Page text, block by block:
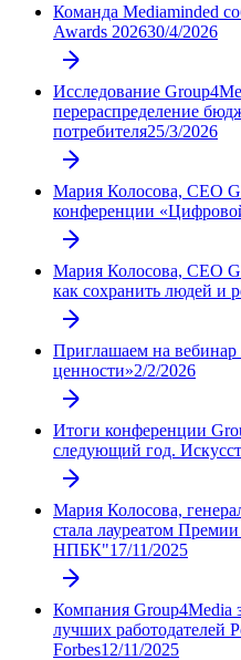
Команда Mediaminded
Awards 202630/4/2026
Исследование
перераспределение
потребителя25/3/2026
Мария Колосова, СЕО
конференции
Мария Колосова, CEO
как сохранить людей и
Приглашаем на
ценности»2/2/2026
Итоги конференции
следующий год.
Мария Колосова,
стала лауреатом
НПБК"17/11/2025
Компания Group4Media
лучших работодателей
Forbes12/11/2025